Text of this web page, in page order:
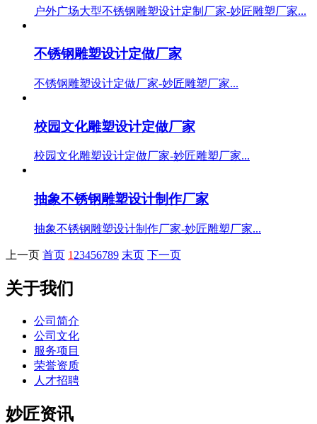
户外广场大型不锈钢雕塑设计定制厂家-妙匠雕塑厂家...
不锈钢雕塑设计定做厂家
不锈钢雕塑设计定做厂家-妙匠雕塑厂家...
校园文化雕塑设计定做厂家
校园文化雕塑设计定做厂家-妙匠雕塑厂家...
抽象不锈钢雕塑设计制作厂家
抽象不锈钢雕塑设计制作厂家-妙匠雕塑厂家...
上一页 首页 1 23456789 末页 下一页
关于我们
公司简介
公司文化
服务项目
荣誉资质
人才招聘
妙匠资讯